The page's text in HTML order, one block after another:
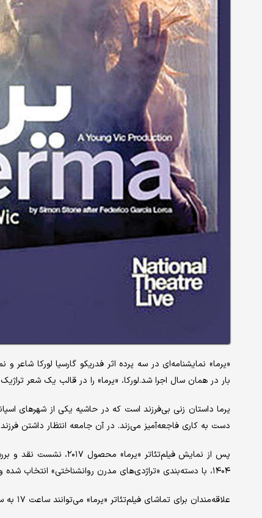
بار در همان سال اجرا شد.لورکا، «یرما» را در قالب یک شعر
یرما داستان زنی بی‌فرزند است که در حاشیه یکی از شهرهای
دست به کاری فاجعه‌آمیز می‌زند. در آن جامعه انتظار داشتن
پس از نمایش فیلم‌تئاتر
۱۴۰۴، با دسته‌بندی «تراژدی‌های مدرن روانشناختی» انتخاب شده و طی پنج هفته ماه مهر هر چهارشنبه به نمایش درمی‌آیند.
علاقه‌مندان برای تماشای فیلم‌تئاتر «یرما» می‌توانند ساعت ۱۷ به سینماتک خانه هنرمندان ایران مراجعه کنند.